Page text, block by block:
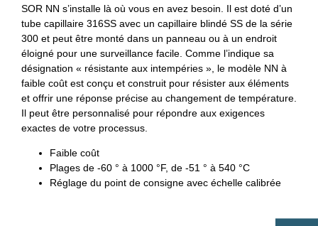
SOR NN s’installe là où vous en avez besoin. Il est doté d’un
tube capillaire 316SS avec un capillaire blindé SS de la série
300 et peut être monté dans un panneau ou à un endroit
éloigné pour une surveillance facile. Comme l’indique sa
désignation « résistante aux intempéries », le modèle NN à
faible coût est conçu et construit pour résister aux éléments
et offrir une réponse précise au changement de température.
Il peut être personnalisé pour répondre aux exigences
exactes de votre processus.
Faible coût
Plages de -60 ° à 1000 °F, de -51 ° à 540 °C
Réglage du point de consigne avec échelle calibrée